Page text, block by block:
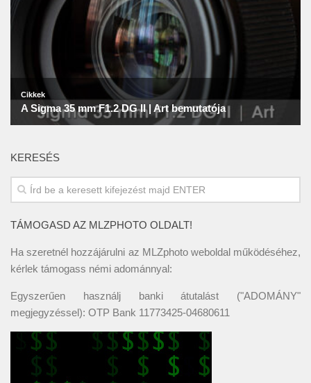
KERESÉS
TÁMOGASD AZ MLZPHOTO OLDALT!
Ha szeretnél hozzájárulni az MLZphoto weboldal működéséhez,
kérlek támogass némi adománnyal:
Egyszerűen használj banki átutalást ("ADOMÁNY"
megjegyzéssel): OTP Bank 11773425-04680611